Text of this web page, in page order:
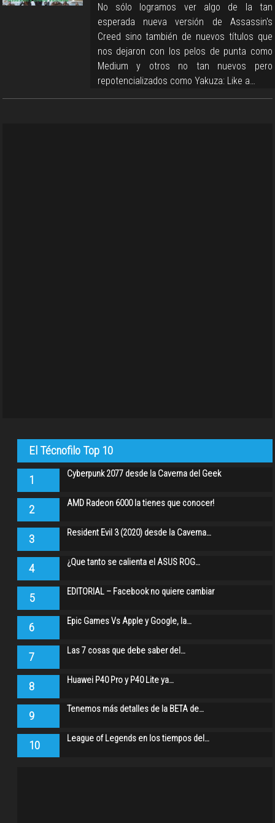
No sólo logramos ver algo de la tan
esperada nueva versión de Assassin's
Creed sino también de nuevos títulos que
nos dejaron con los pelos de punta como
Medium y otros no tan nuevos pero
repotencializados como Yakuza: Like a…
El Técnofilo Top 10
1 Cyberpunk 2077 desde la Caverna del Geek
2 AMD Radeon 6000 la tienes que conocer!
3 Resident Evil 3 (2020) desde la Caverna…
4 ¿Que tanto se calienta el ASUS ROG…
5 EDITORIAL – Facebook no quiere cambiar
6 Epic Games Vs Apple y Google, la…
7 Las 7 cosas que debe saber del…
8 Huawei P40 Pro y P40 Lite ya…
9 Tenemos más detalles de la BETA de…
10 League of Legends en los tiempos del…